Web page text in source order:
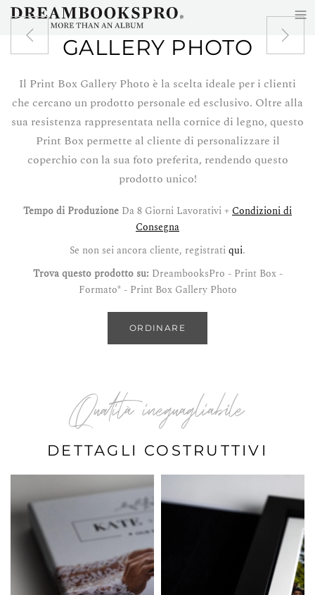
Skip to main content
GALLERY PHOTO
Il Print Box Gallery Photo è la scelta ideale per i clienti
che cercano un prodotto personale ed esclusivo. Oltre alla
sua resistenza rappresentata nella cornice di legno, questo
Print Box permette al cliente di personalizzare il
coperchio con la sua foto preferita, rendendo questo
prodotto unico!
Tempo di Produzione Da 8 Giorni Lavorativi + Condizioni di
Consegna
Se non sei ancora cliente, registratiqui.
Trova questo prodotto su: DreambooksPro - Print Box -
Formato* - Print Box Gallery Photo
ORDINARE
Qualità ineguagliabile
DETTAGLI COSTRUTTIVI
≡